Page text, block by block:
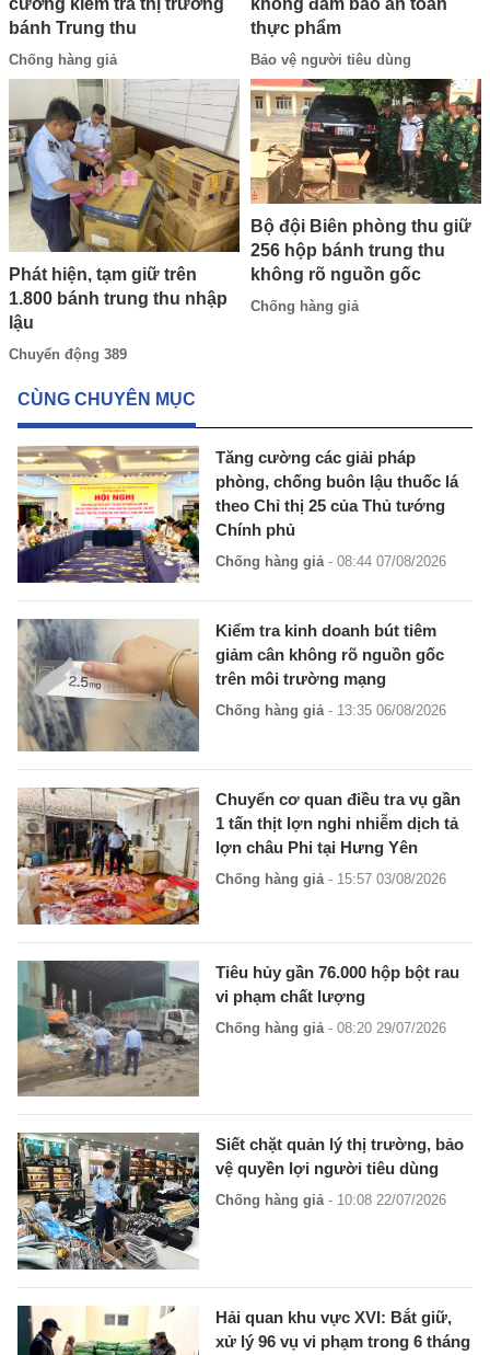
cường kiểm tra thị trường
bánh Trung thu
Chống hàng giả
thực phẩm
Bảo vệ người tiêu dùng
Phát hiện, tạm giữ trên
1.800 bánh trung thu nhập
lậu
Chuyển động 389
Bộ đội Biên phòng thu giữ
256 hộp bánh trung thu
không rõ nguồn gốc
Chống hàng giả
CÙNG CHUYÊN MỤC
Tăng cường các giải pháp
phòng, chống buôn lậu thuốc lá
theo Chỉ thị 25 của Thủ tướng
Chính phủ
Chống hàng giả- 08:44 07/08/2026
Kiểm tra kinh doanh bút tiêm
giảm cân không rõ nguồn gốc
trên môi trường mạng
Chống hàng giả- 13:35 06/08/2026
Chuyển cơ quan điều tra vụ gần
1 tấn thịt lợn nghi nhiễm dịch tả
lợn châu Phi tại Hưng Yên
Chống hàng giả - 15:57 03/08/2026
Tiêu hủy gần 76.000 hộp bột rau
vi phạm chất lượng
Chống hàng giả - 08:20 29/07/2026
Siết chặt quản lý thị trường, bảo
vệ quyền lợi người tiêu dùng
Chống hàng giả- 10:08 22/07/2026
Hải quan khu vực XVI: Bắt giữ,
xử lý 96 vụ vi phạm trong 6 tháng